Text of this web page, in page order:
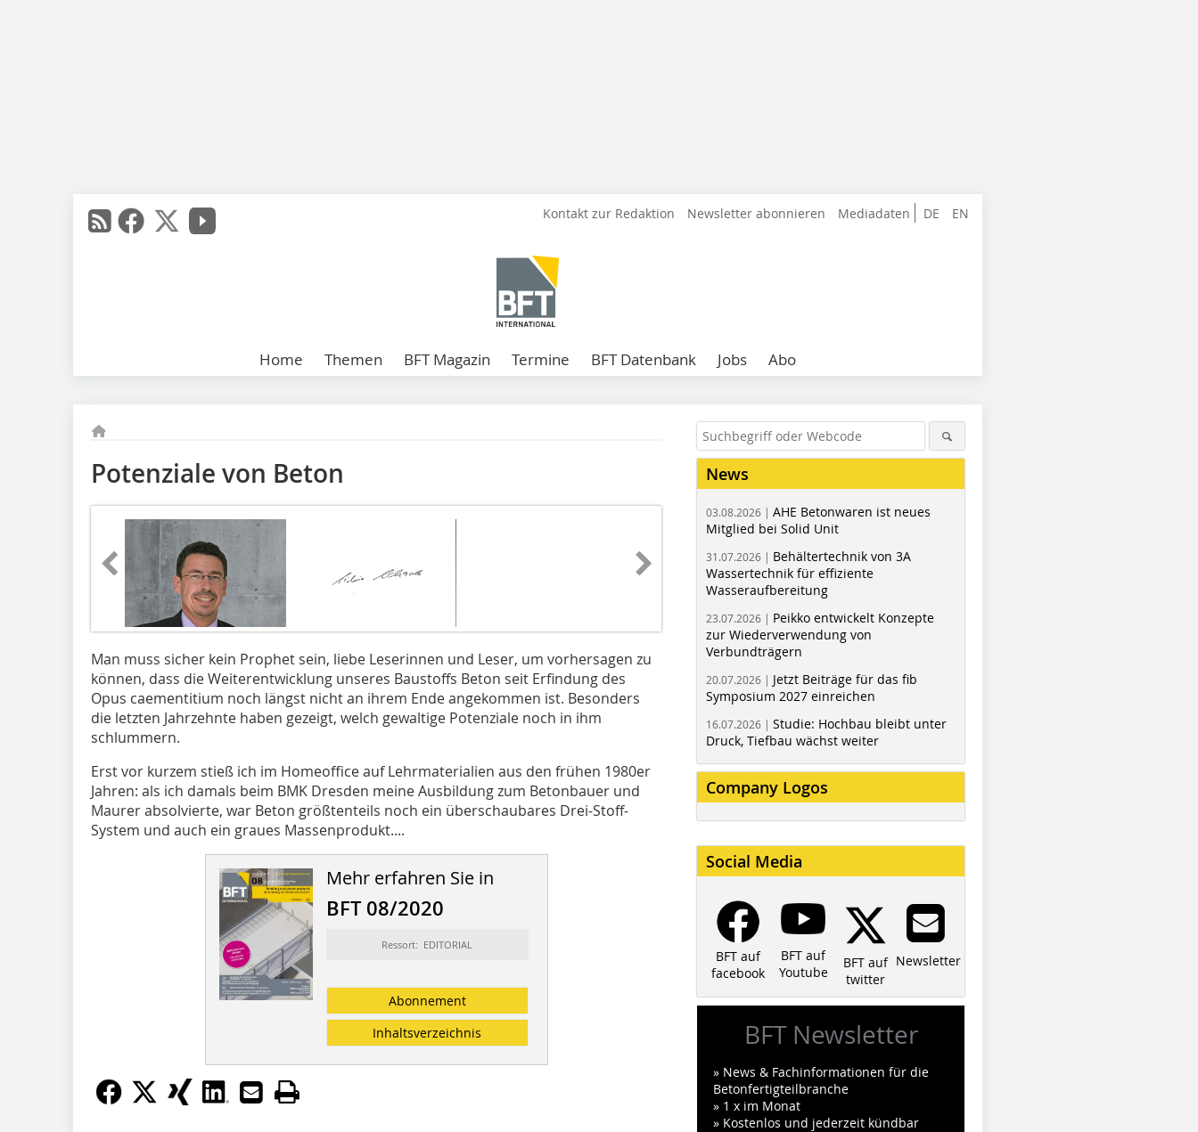
DE EN
Kontakt zur Redaktion Newsletter abonnieren Mediadaten
Home Themen BFT Magazin Termine BFT Datenbank Jobs Abo
Potenziale von Beton
Man muss sicher kein Prophet sein, liebe Leserinnen und Leser, um vorhersagen zu
können, dass die Weiterentwicklung unseres Baustoffs Beton seit Erfindung des
Opus caementitium noch längst nicht an ihrem Ende angekommen ist. Besonders
die letzten Jahrzehnte haben gezeigt, welch gewaltige Potenziale noch in ihm
schlummern.
Erst vor kurzem stieß ich im Homeoffice auf Lehrmaterialien aus den frühen 1980er
Jahren: als ich damals beim BMK Dresden meine Ausbildung zum Betonbauer und
Maurer absolvierte, war Beton größtenteils noch ein überschaubares Drei-Stoff-
System und auch ein graues Massenprodukt....
Mehr erfahren Sie in
BFT 08/2020
Ressort: EDITORIAL
Abonnement
Inhaltsverzeichnis
News
03.08.2026 | AHE Betonwaren ist neues
Mitglied bei Solid Unit
31.07.2026 | Behältertechnik von 3A
Wassertechnik für effiziente
Wasseraufbereitung
23.07.2026 | Peikko entwickelt Konzepte
zur Wiederverwendung von
Verbundträgern
20.07.2026 | Jetzt Beiträge für das fib
Symposium 2027 einreichen
16.07.2026 | Studie: Hochbau bleibt unter
Druck, Tiefbau wächst weiter
Company Logos
Social Media
BFT auf
facebook
BFT auf
Youtube
BFT auf
twitter
Newsletter
BFT Newsletter
» News & Fachinformationen für die
Betonfertigteilbranche
» 1 x im Monat
» Kostenlos und jederzeit kündbar